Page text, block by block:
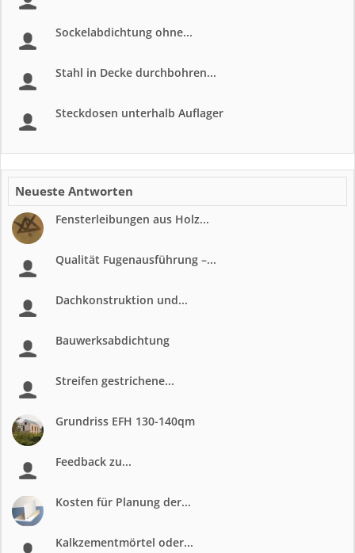
Sockelabdichtung ohne...
Stahl in Decke durchbohren...
Steckdosen unterhalb Auflager
Neueste Antworten
Fensterleibungen aus Holz...
Qualität Fugenausführung –...
Dachkonstruktion und...
Bauwerksabdichtung
Streifen gestrichene...
Grundriss EFH 130-140qm
Feedback zu...
Kosten für Planung der...
Kalkzementmörtel oder...